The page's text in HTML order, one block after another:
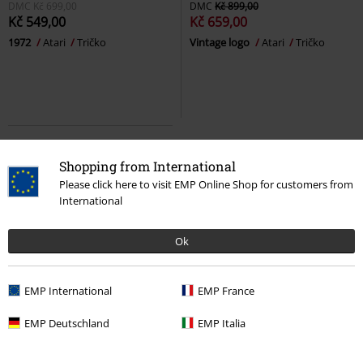
Shopping from International
Please click here to visit EMP Online Shop for customers from
International
Ok
EMP International EMP France
EMP Deutschland EMP Italia
DMC
Kč 699,00
Kč 549,00
1972 Atari Tričko
DMC Kč 899,00
Kč 659,00
Vintage logo Atari Tričko
Aktivujte si svou bezplatnou zkušební verzi!